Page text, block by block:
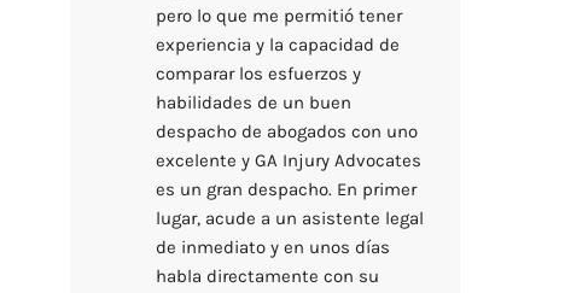
pero lo que me permitió tener
experiencia y la capacidad de
comparar los esfuerzos y
habilidades de un buen
despacho de abogados con uno
excelente y GA Injury Advocates
es un gran despacho. En primer
lugar, acude a un asistente legal
de inmediato y en unos días
habla directamente con su